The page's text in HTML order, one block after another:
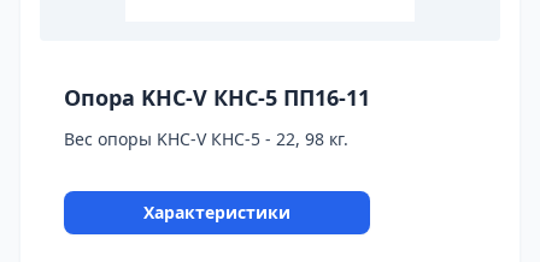
Опора KHC-V КНС-5 ПП16-11
Вес опоры KHC-V КНС-5 - 22, 98 кг.
Характеристики